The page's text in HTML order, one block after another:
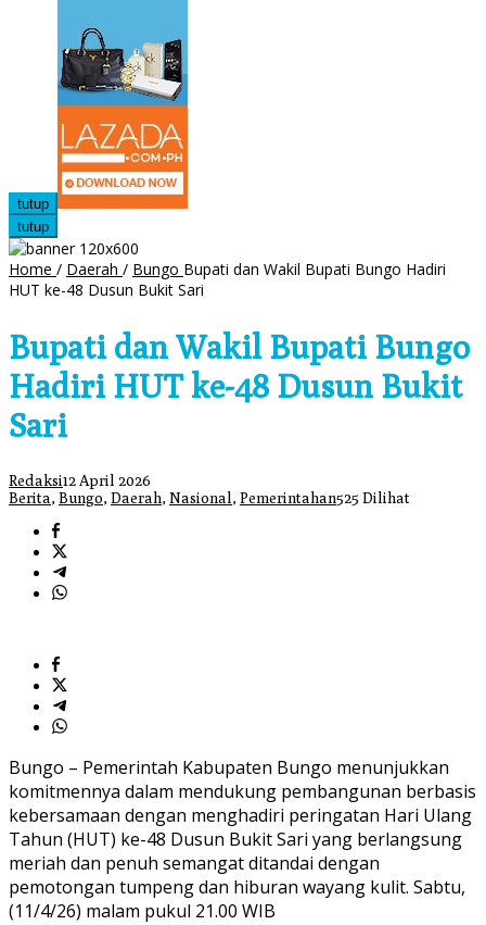
tutup
tutup
Home / Daerah / Bungo Bupati dan Wakil Bupati Bungo Hadiri
HUT ke-48 Dusun Bukit Sari
Bupati dan Wakil Bupati Bungo
Hadiri HUT ke-48 Dusun Bukit
Sari
Redaksi12 April 2026
Berita, Bungo, Daerah, Nasional , Pemerintahan525 Dilihat
Bungo – Pemerintah Kabupaten Bungo menunjukkan
komitmennya dalam mendukung pembangunan berbasis
kebersamaan dengan menghadiri peringatan Hari Ulang
Tahun (HUT) ke-48 Dusun Bukit Sari yang berlangsung
meriah dan penuh semangat ditandai dengan
pemotongan tumpeng dan hiburan wayang kulit. Sabtu,
(11/4/26) malam pukul 21.00 WIB